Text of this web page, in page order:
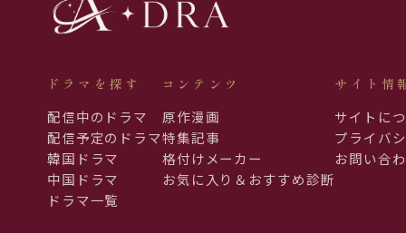
ドラマを探す
配信中のドラマ
配信予定のドラマ
韓国ドラマ
中国ドラマ
ドラマ一覧
コンテンツ
原作漫画
特集記事
格付けメーカー
お気に入り＆おすすめ診断
サイト情
サイトに
プライバ
お問い合